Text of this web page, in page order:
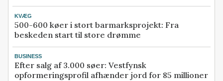
KVÆG
500-600 køer i stort barmarksprojekt: Fra
beskeden start til store drømme
BUSINESS
Efter salg af 3.000 søer: Vestfynsk
opformeringsprofil afhænder jord for 85 millioner